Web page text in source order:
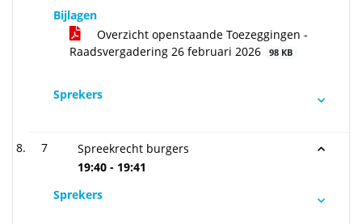
Bijlagen
Overzicht openstaande Toezeggingen -
Raadsvergadering 26 februari 2026
98 KB
Sprekers
7
Spreekrecht burgers
19:40 - 19:41
Sprekers